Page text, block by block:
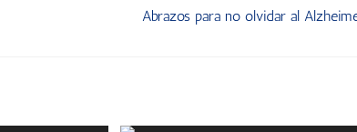
Abrazos para no olvidar al